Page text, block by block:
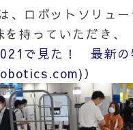
、ロボットソリュ
持っていただき、
で見た！ 最新
）